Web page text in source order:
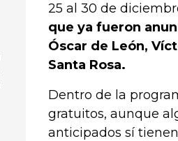
25 al 30 de
que ya fueron
Óscar de León,
Santa Rosa.
Dentro de la
gratuitos, aunque
anticipados sí